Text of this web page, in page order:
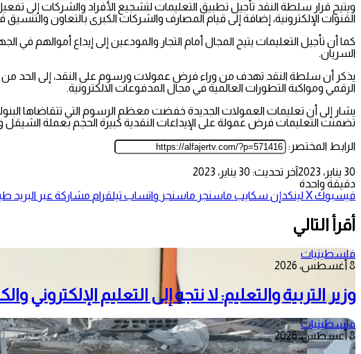
ويتيح قرار سلطة النقد تأجيل تطبيق التعليمات لتشجيع الأفراد والشركات إلى
القنوات الإلكترونية، إضافة إلى قيام المصارف والشركات الكبرى بالتعاون
كما أن تأجيل التعليمات يتيح المجال أمام التجار والمودعين إلى إيداع
السريان.
يذكر أن سلطة النقد تهدف من وراء فرض عمولات ورسوم على النقد، إلى الحد من
الرقمي ومواكبة التطورات العالمية في مجال المدفوعات الالكترونية.
يشار إلى أن تعليمات العمولات الجديدة خفضت معظم الرسوم التي تتقاضاها
تضمنت التعليمات فرض عمولة على الإيداعات النقدية كبيرة الحجم بعملة الشيقل والتي لن تؤثر على 98% من المتعاملين مع الجهاز المصرفي، وإنما تستهدف
الرابط المختصر:
30 يناير، 2023
آخر تحديث: 30 يناير، 2023
دقيقة واحدة
فيسبوك‫Xلينكدإن سكايب ماسنجر ماسنجر واتساب تيلقرام مشاركة عبر البريد
أقرأ التالي
فلسطينيات
8 أغسطس، 2026
وزير التربية والتعليم: لا نتجه إلى التعليم الإلكتروني
فلسطينيات
8 أغسطس، 2026